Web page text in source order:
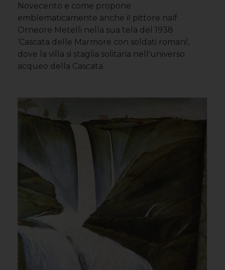
Novecento e come propone
emblematicamente anche il pittore naïf
Orneore Metelli nella sua tela del 1938
‘Cascata delle Marmore con soldati romani',
dove la villa si staglia solitaria nell'universo
acqueo della Cascata.